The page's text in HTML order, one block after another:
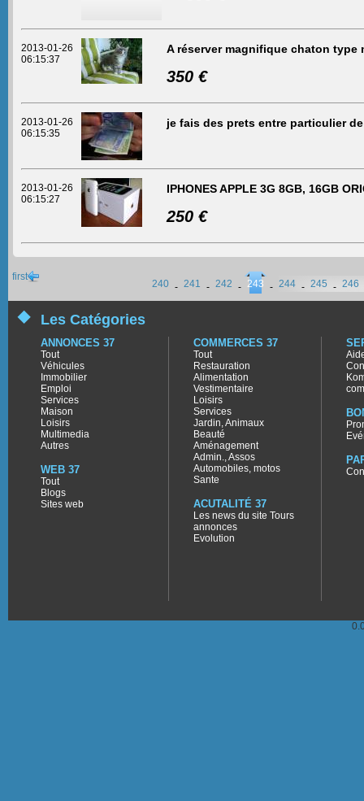
2013-01-26
06:15:37
A réserver magnifique chaton type
350 €
2013-01-26
06:15:35
je fais des prets entre particulier de
2013-01-26
06:15:27
IPHONES APPLE 3G 8GB, 16GB
250 €
first
240 - 241 - 242 - 243 - 244 - 245 - 246
Les Catégories
ANNONCES 37
Tout
Véhicules
Immobilier
Emploi
Services
Maison
Loisirs
Multimedia
Autres
WEB 37
Tout
Blogs
Sites web
COMMERCES 37
Tout
Restauration
Alimentation
Vestimentaire
Loisirs
Services
Jardin, Animaux
Beauté
Aménagement
Admin., Assos
Automobiles, motos
Sante
ACUTALITÉ 37
Les news du site Tours
annonces
Evolution